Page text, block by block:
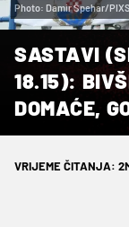
Photo: Damir Špehar/
SASTAVI
18.15):
DOMAĆE,
VRIJEME ČITANJA: